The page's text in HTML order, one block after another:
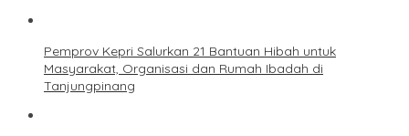
Pemprov Kepri Salurkan 21 Bantuan Hibah untuk
Masyarakat, Organisasi dan Rumah Ibadah di
Tanjungpinang